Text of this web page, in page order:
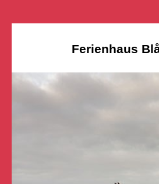
Ferienhaus